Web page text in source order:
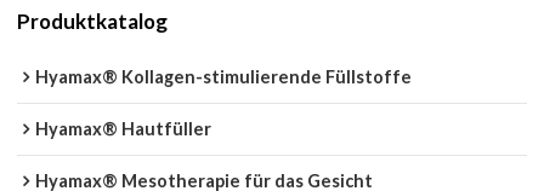
Produktkatalog
Hyamax® Kollagen-stimulierende Füllstoffe
Hyamax® Hautfüller
Hyamax® Mesotherapie für das Gesicht